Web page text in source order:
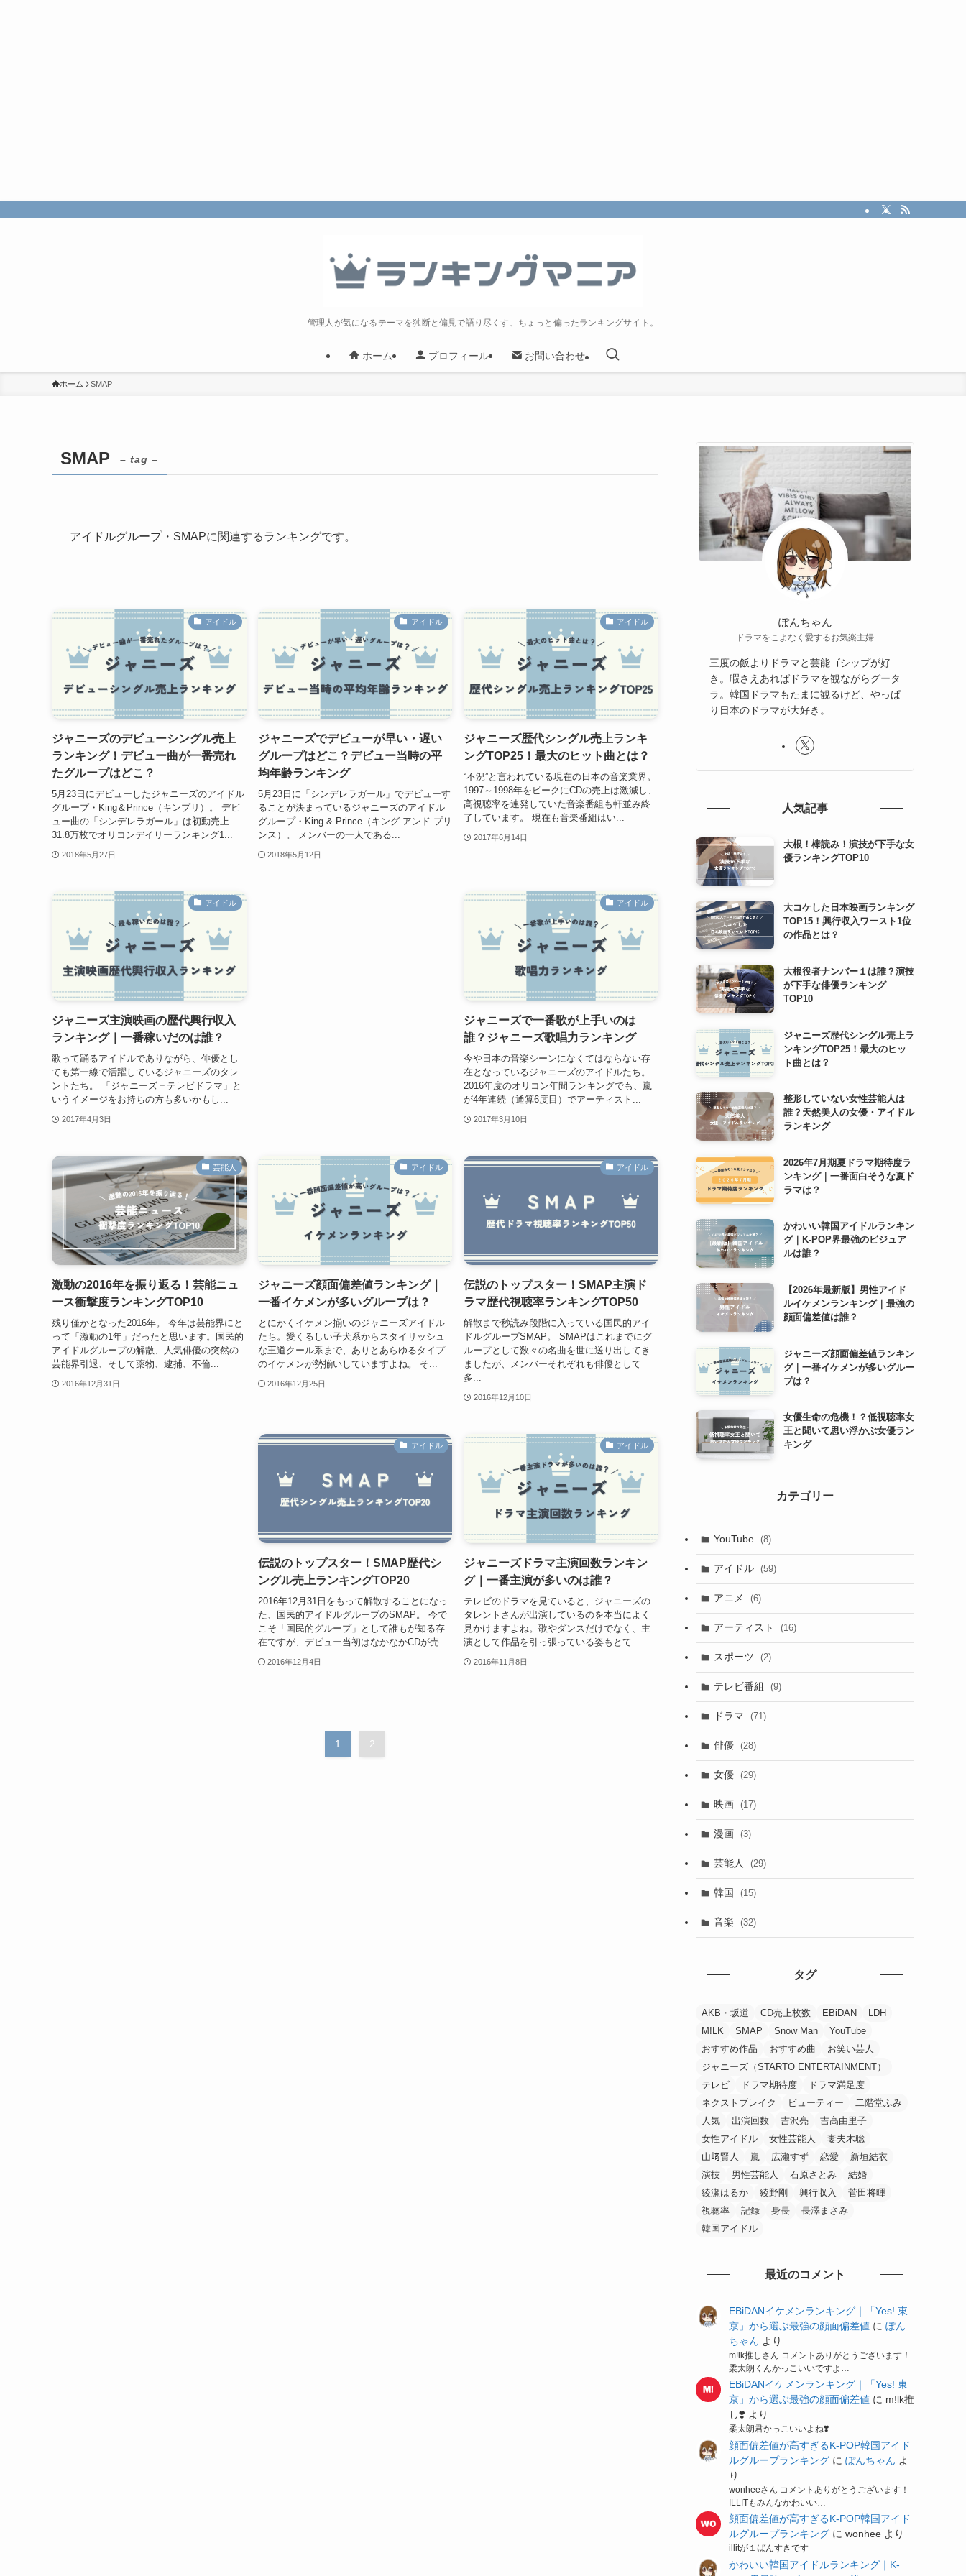
管理人が気になるテーマを独断と偏見で語り尽くす、ちょっと偏ったランキングサイト。
ホーム プロフィール お問い合わせ
ホーム SMAP
SMAP – tag –
アイドルグループ・SMAPに関連するランキングです。
アイドル
ジャニーズのデビューシングル売上
ランキング！デビュー曲が一番売れ
たグループはどこ？
5月23日にデビューしたジャニーズのアイドル
グループ・King＆Prince（キンプリ）。 デビ
ュー曲の「シンデレラガール」は初動売上
31.8万枚でオリコンデイリーランキング1...
2018年5月27日
アイドル
ジャニーズでデビューが早い・遅い
グループはどこ？デビュー当時の平
均年齢ランキング
5月23日に「シンデレラガール」でデビューす
ることが決まっているジャニーズのアイドル
グループ・King & Prince（キング アンド プリ
ンス）。 メンバーの一人である...
2018年5月12日
アイドル
ジャニーズ歴代シングル売上ランキ
ングTOP25！最大のヒット曲とは？
“不況”と言われている現在の日本の音楽業界。
1997～1998年をピークにCDの売上は激減し、
高視聴率を連発していた音楽番組も軒並み終
了しています。 現在も音楽番組はい...
2017年6月14日
アイドル
ジャニーズ主演映画の歴代興行収入
ランキング｜一番稼いだのは誰？
歌って踊るアイドルでありながら、俳優とし
ても第一線で活躍しているジャニーズのタレ
ントたち。 「ジャニーズ＝テレビドラマ」と
いうイメージをお持ちの方も多いかもし...
2017年4月3日
アイドル
ジャニーズで一番歌が上手いのは
誰？ジャニーズ歌唱力ランキング
今や日本の音楽シーンになくてはならない存
在となっているジャニーズのアイドルたち。
2016年度のオリコン年間ランキングでも、嵐
が4年連続（通算6度目）でアーティスト...
2017年3月10日
芸能人
激動の2016年を振り返る！芸能ニュ
ース衝撃度ランキングTOP10
残り僅かとなった2016年。 今年は芸能界にと
って「激動の1年」だったと思います。国民的
アイドルグループの解散、人気俳優の突然の
芸能界引退、そして薬物、逮捕、不倫...
2016年12月31日
アイドル
ジャニーズ顔面偏差値ランキング｜
一番イケメンが多いグループは？
とにかくイケメン揃いのジャニーズアイドル
たち。愛くるしい子犬系からスタイリッシュ
な王道クール系まで、ありとあらゆるタイプ
のイケメンが勢揃いしていますよね。 そ...
2016年12月25日
アイドル
伝説のトップスター！SMAP主演ド
ラマ歴代視聴率ランキングTOP50
解散まで秒読み段階に入っている国民的アイ
ドルグループSMAP。 SMAPはこれまでにグ
ループとして数々の名曲を世に送り出してき
ましたが、メンバーそれぞれも俳優として
多...
2016年12月10日
アイドル
伝説のトップスター！SMAP歴代シ
ングル売上ランキングTOP20
2016年12月31日をもって解散することになっ
た、国民的アイドルグループのSMAP。 今で
こそ「国民的グループ」として誰もが知る存
在ですが、デビュー当初はなかなかCDが売...
2016年12月4日
アイドル
ジャニーズドラマ主演回数ランキン
グ｜一番主演が多いのは誰？
テレビのドラマを見ていると、ジャニーズの
タレントさんが出演しているのを本当によく
見かけますよね。歌やダンスだけでなく、主
演として作品を引っ張っている姿もとて...
2016年11月8日
1 2
ぽんちゃん
ドラマをこよなく愛するお気楽主婦
三度の飯よりドラマと芸能ゴシップが好
き。暇さえあればドラマを観ながらグータ
ラ。韓国ドラマもたまに観るけど、やっぱ
り日本のドラマが大好き。
人気記事
大根！棒読み！演技が下手な女
優ランキングTOP10
大コケした日本映画ランキング
TOP15！興行収入ワースト1位
の作品とは？
大根役者ナンバー１は誰？演技
が下手な俳優ランキング
TOP10
ジャニーズ歴代シングル売上ラ
ンキングTOP25！最大のヒッ
ト曲とは？
整形していない女性芸能人は
誰？天然美人の女優・アイドル
ランキング
2026年7月期夏ドラマ期待度ラ
ンキング｜一番面白そうな夏ド
ラマは？
かわいい韓国アイドルランキン
グ｜K-POP界最強のビジュア
ルは誰？
【2026年最新版】男性アイド
ルイケメンランキング｜最強の
顔面偏差値は誰？
ジャニーズ顔面偏差値ランキン
グ｜一番イケメンが多いグルー
プは？
女優生命の危機！？低視聴率女
王と聞いて思い浮かぶ女優ラン
キング
カテゴリー
YouTube (8)
アイドル (59)
アニメ (6)
アーティスト (16)
スポーツ (2)
テレビ番組 (9)
ドラマ (71)
俳優 (28)
女優 (29)
映画 (17)
漫画 (3)
芸能人 (29)
韓国 (15)
音楽 (32)
タグ
AKB・坂道 CD売上枚数 EBiDAN
LDH
M!LK
SMAP Snow Man
YouTube
おすすめ作品
おすすめ曲
お笑い芸人
ジャニーズ（STARTO ENTERTAINMENT）
テレビ
ドラマ期待度
ドラマ満足度
ネクストブレイク
ビューティー
二階堂ふみ
人気
出演回数 吉沢亮
吉高由里子
女性アイドル
女性芸能人
妻夫木聡
山﨑賢人
嵐 広瀬すず 恋愛
新垣結衣
演技
男性芸能人 石原さとみ
結婚
綾瀬はるか
綾野剛 興行収入
菅田将暉
視聴率
記録 身長
長澤まさみ
韓国アイドル
最近のコメント
EBiDANイケメンランキング｜「Yes! 東
京」から選ぶ最強の顔面偏差値 に ぽん
ちゃん より
m!lk推しさん コメントありがとうございます！
柔太朗くんかっこいいですよ…
EBiDANイケメンランキング｜「Yes! 東
京」から選ぶ最強の顔面偏差値 に m!lk推
し❣️ より
柔太朗君かっこいいよね❣️
顔面偏差値が高すぎるK-POP韓国アイド
ルグループランキングに ぽんちゃん よ
り
wonheeさん コメントありがとうございます！
ILLITもみんなかわいい…
顔面偏差値が高すぎるK-POP韓国アイド
ルグループランキングに wonheeより
illitが１ばんすきです
かわいい韓国アイドルランキング｜K-